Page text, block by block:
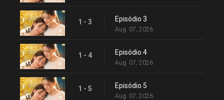
1 - 3 Episódio 3
Aug. 07, 2026
1 - 4 Episódio 4
Aug. 07, 2026
1 - 5 Episódio 5
Aug. 07, 2026